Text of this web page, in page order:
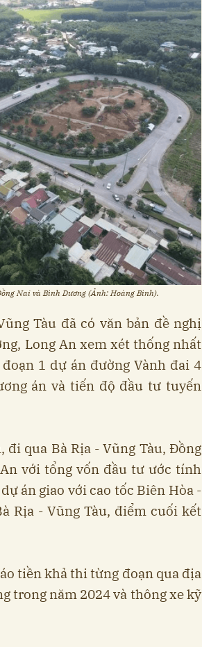
Nai và Bình Dương (Ảnh: Hoàng Bình).
Tàu đã có văn bản đề nghị
Long An xem xét thống nhất
1 dự án đường Vành đai 4
án và tiến độ đầu tư tuyến
đi qua Bà Rịa - Vũng Tàu, Đồng
với tổng vốn đầu tư ước tính
án giao với cao tốc Biên Hòa -
Rịa - Vũng Tàu, điểm cuối kết
tiền khả thi từng đoạn qua địa
trong năm 2024 và thông xe kỹ